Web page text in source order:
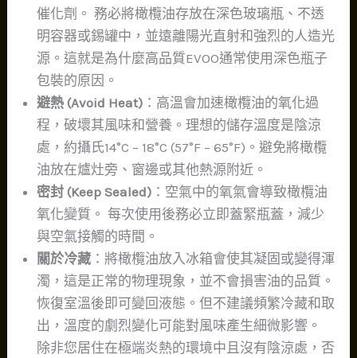
催化劑。 務必將橄欖油存放在深色玻璃瓶、不透
明容器或錫罐中，並遠離陽光直射和強烈的人造光
源。這就是為什麼高品質EVOO通常使用深色瓶子
包裝的原因。
避熱 (Avoid Heat) ：高溫會加速橄欖油的氧化過
程，破壞其風味和營養。理想的儲存溫度是陰涼
處，約攝氏14°C – 18°C (57°F – 65°F)。避免將橄欖
油放在爐灶旁、窗邊或其他熱源附近。
密封 (Keep Sealed) ：空氣中的氧氣會導致橄欖油
氧化變質。 每次使用後務必立即蓋緊瓶蓋，減少
與空氣接觸的時間。
關於冷藏 ：將橄欖油放入冰箱會使其凝固或變得渾
濁，這是正常的物理現象，並不會損害油的品質。
恢復室溫後即可變回液態。但不建議頻繁冷藏和取
出，溫度的劇烈變化可能對風味產生細微影響。
除非您居住在極端炎熱的環境中且沒有陰涼處，否